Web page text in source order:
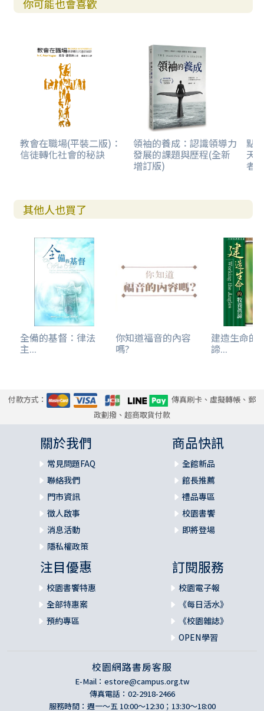
你可能也會喜歡
教會在職場(平裝二版)：
信徒轉化社會的秘訣
領袖的養成：認識領導力
發展的課題與歷程(全新
增訂版)
點
天
者
其他人也買了
全備的基督：律法
主...
你知道福音的內容
嗎?
建造生命的
諦...
付款方式：
傳真刷卡、虛擬轉帳、郵
政劃撥、超商取貨付款
關於我們
常見問題FAQ
聯絡我們
門市資訊
徵人啟事
消息活動
隱私權政策
商品快訊
全館新品
館長推薦
禮品專區
校園書饗
即將登場
注目優惠
校園書饗特惠
全部特惠案
預約專區
訂閱服務
校園電子報
《每日活水》
《校園雜誌》
OPEN學習
校園網路書房客服
E-Mail： estore@campus.org.tw
傳真電話：02-2918-2466
服務時間：週一～五 10:00～12:30；13:30～18:00